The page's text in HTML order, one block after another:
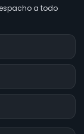
a todo